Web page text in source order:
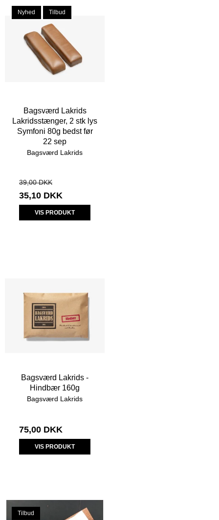
Nyhed Tilbud
Bagsværd Lakrids
Lakridsstænger, 2 stk lys
Symfoni 80g bedst før
22 sep
Bagsværd Lakrids
39,00 DKK
35,10 DKK
VIS PRODUKT
Bagsværd Lakrids -
Hindbær 160g
Bagsværd Lakrids
75,00 DKK
VIS PRODUKT
Tilbud